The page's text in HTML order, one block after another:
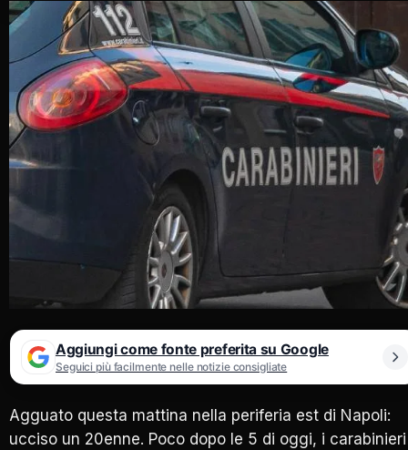
Aggiungi come fonte preferita su Google
Seguici più facilmente nelle notizie consigliate
Agguato questa mattina nella periferia est di Napoli:
ucciso un 20enne. Poco dopo le 5 di oggi, i carabinieri